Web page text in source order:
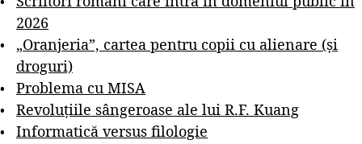
2026
„Oranjeria”, cartea pentru copii cu alienare (și
droguri)
Problema cu MISA
Revoluțiile sângeroase ale lui R.F. Kuang
Informatică versus filologie